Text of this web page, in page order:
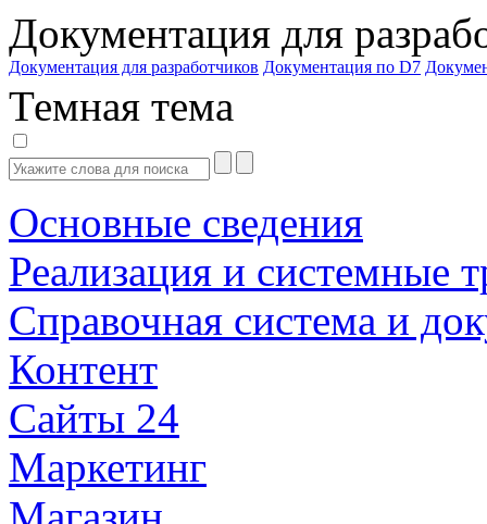
Документация для
Документация для разработчиков Документация по D7
Темная тема
Основные сведения
Реализация и системные
Справочная система и
Контент
Сайты 24
Маркетинг